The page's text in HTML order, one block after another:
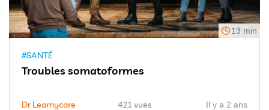
13 min
#SANTÉ
Troubles somatoformes
Dr Learnycare 421 vues Il y a 2 ans